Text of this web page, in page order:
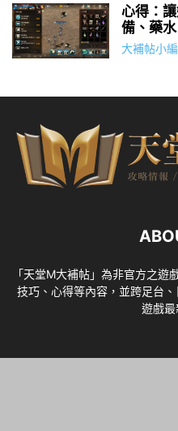
心得：
備、藥
大補帖小
「天堂M大補帖」為非官方之遊
技巧、心得等內容，並跨足台
遊戲最